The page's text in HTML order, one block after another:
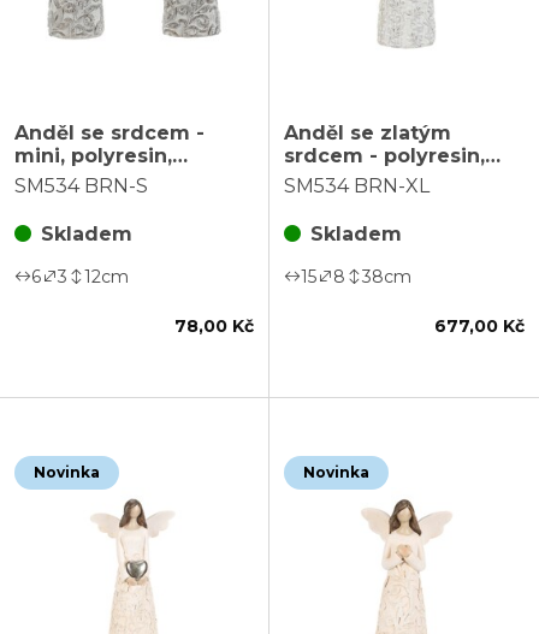
Anděl se srdcem -
mini, polyresin,
květinové šaty, sv.
ks
SM534 BRN-S
Skladem
6 3 12cm
78,00 Kč
Anděl se zlatým
srdcem - polyresin,
květinové šaty, vel. XL,
SM534 BRN-XL
Skladem
15 8 38cm
677,00 Kč
Novinka Novinka